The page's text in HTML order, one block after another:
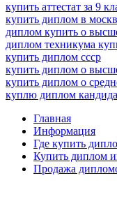
купить аттестат за 9
купить диплом в
диплом купить о
диплом техникума
купить диплом ссср
купить диплом о
купить диплом о
куплю диплом
Главная
Информация
Где купить
Купить диплом
Продажа